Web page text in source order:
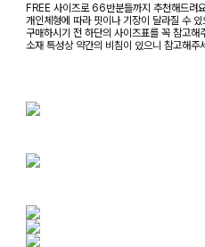
FREE 사이즈로 66반분들까지 추천해드려
개인체형에 따라 핏이나 기장이 달라질 수 있
구매하시기 전 하단의 사이즈표를 꼭 참고해
소재 특성상 약간의 비침이 있으니 참고해주